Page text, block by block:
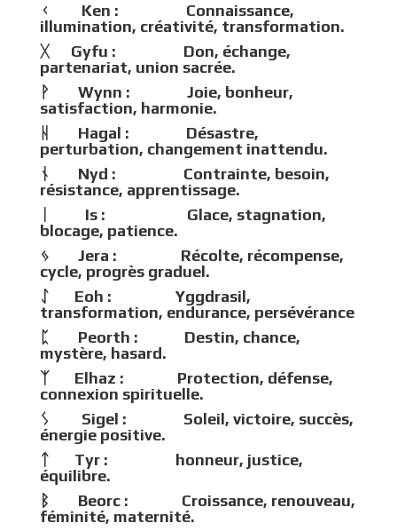
ᚲ Ken : Connaissance,
illumination, créativité, transformation.
ᚷ Gyfu : Don, échange,
partenariat, union sacrée.
ᚹ Wynn : Joie, bonheur,
satisfaction, harmonie.
ᚺ Hagal : Désastre,
perturbation, changement inattendu.
ᚾ Nyd : Contrainte, besoin,
résistance, apprentissage.
ᛁ Is : Glace, stagnation,
blocage, patience.
ᛃ Jera : Récolte, récompense,
cycle, progrès graduel.
ᛇ Eoh : Yggdrasil,
transformation, endurance, persévérance
ᛈ Peorth : Destin, chance,
mystère, hasard.
ᛉ Elhaz : Protection, défense,
connexion spirituelle.
ᛊ Sigel : Soleil, victoire, succès,
énergie positive.
ᛏ Tyr : honneur, justice,
équilibre.
ᛒ Beorc : Croissance, renouveau,
féminité, maternité.